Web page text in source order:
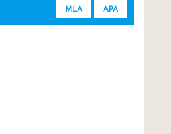
MLA APA